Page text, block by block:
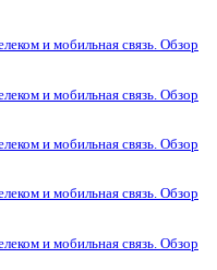
и мобильная связь. Обзор
и мобильная связь. Обзор
и мобильная связь. Обзор
и мобильная связь. Обзор
и мобильная связь. Обзор